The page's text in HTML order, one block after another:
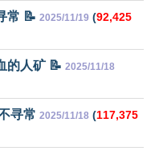
常 📝 2025/11/19 (92,425
的人矿 📝 2025/11/18
寻常 2025/11/18 (117,375